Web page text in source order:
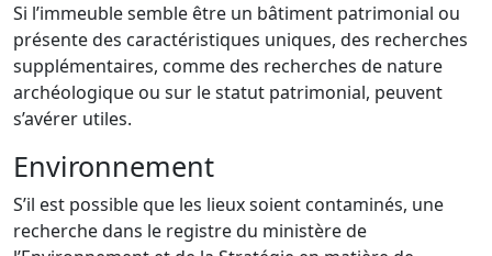
Si l’immeuble semble être un bâtiment patrimonial ou
présente des caractéristiques uniques, des recherches
supplémentaires, comme des recherches de nature
archéologique ou sur le statut patrimonial, peuvent
s’avérer utiles.
Environnement
S’il est possible que les lieux soient contaminés, une
recherche dans le registre du ministère de